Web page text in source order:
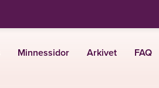
Minnessidor Arkivet FAQ